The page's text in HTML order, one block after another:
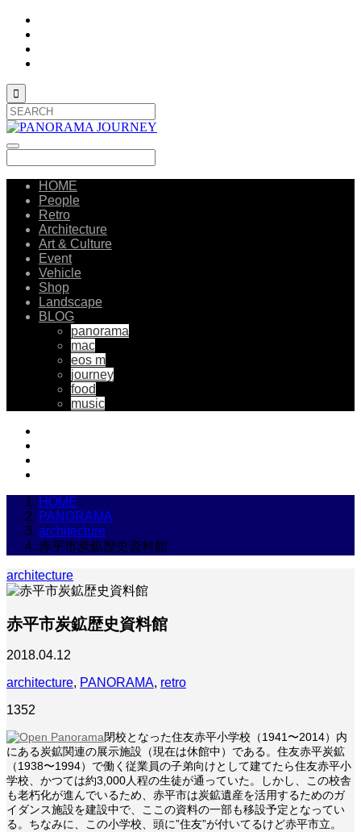

HOME
People
Retro
Architecture
Art & Culture
Event
Vehicle
Shop
Landscape
BLOG
panorama
mac
eos m
journey
food
music
HOME
PANORAMA
architecture
赤平市炭鉱歴史資料館
architecture
赤平市炭鉱歴史資料館
2018.04.12
architecture, PANORAMA, retro
1352
閉校となった住友赤平小学校（1941〜2014）内
にある炭鉱関連の展示施設（現在は休館中）である。住友赤平炭鉱
（1938〜1994）で働く従業員の子弟向けとして建てたら住友赤平小
学校、かつては約3,000人程の生徒が通っていた。しかし、この校舎
も老朽化が進んでいるため、赤平市は炭鉱遺産を活用するためのガ
イダンス施設を建設中で、ここの資料の一部も移設予定となってい
る。ちなみに、この小学校、頭に”住友”が付いてるけど赤平市立。